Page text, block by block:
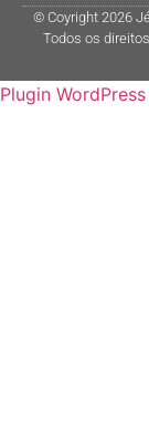
© Coyright 2026
Todos os
Plugin